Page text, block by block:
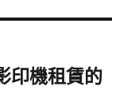
印機租賃的